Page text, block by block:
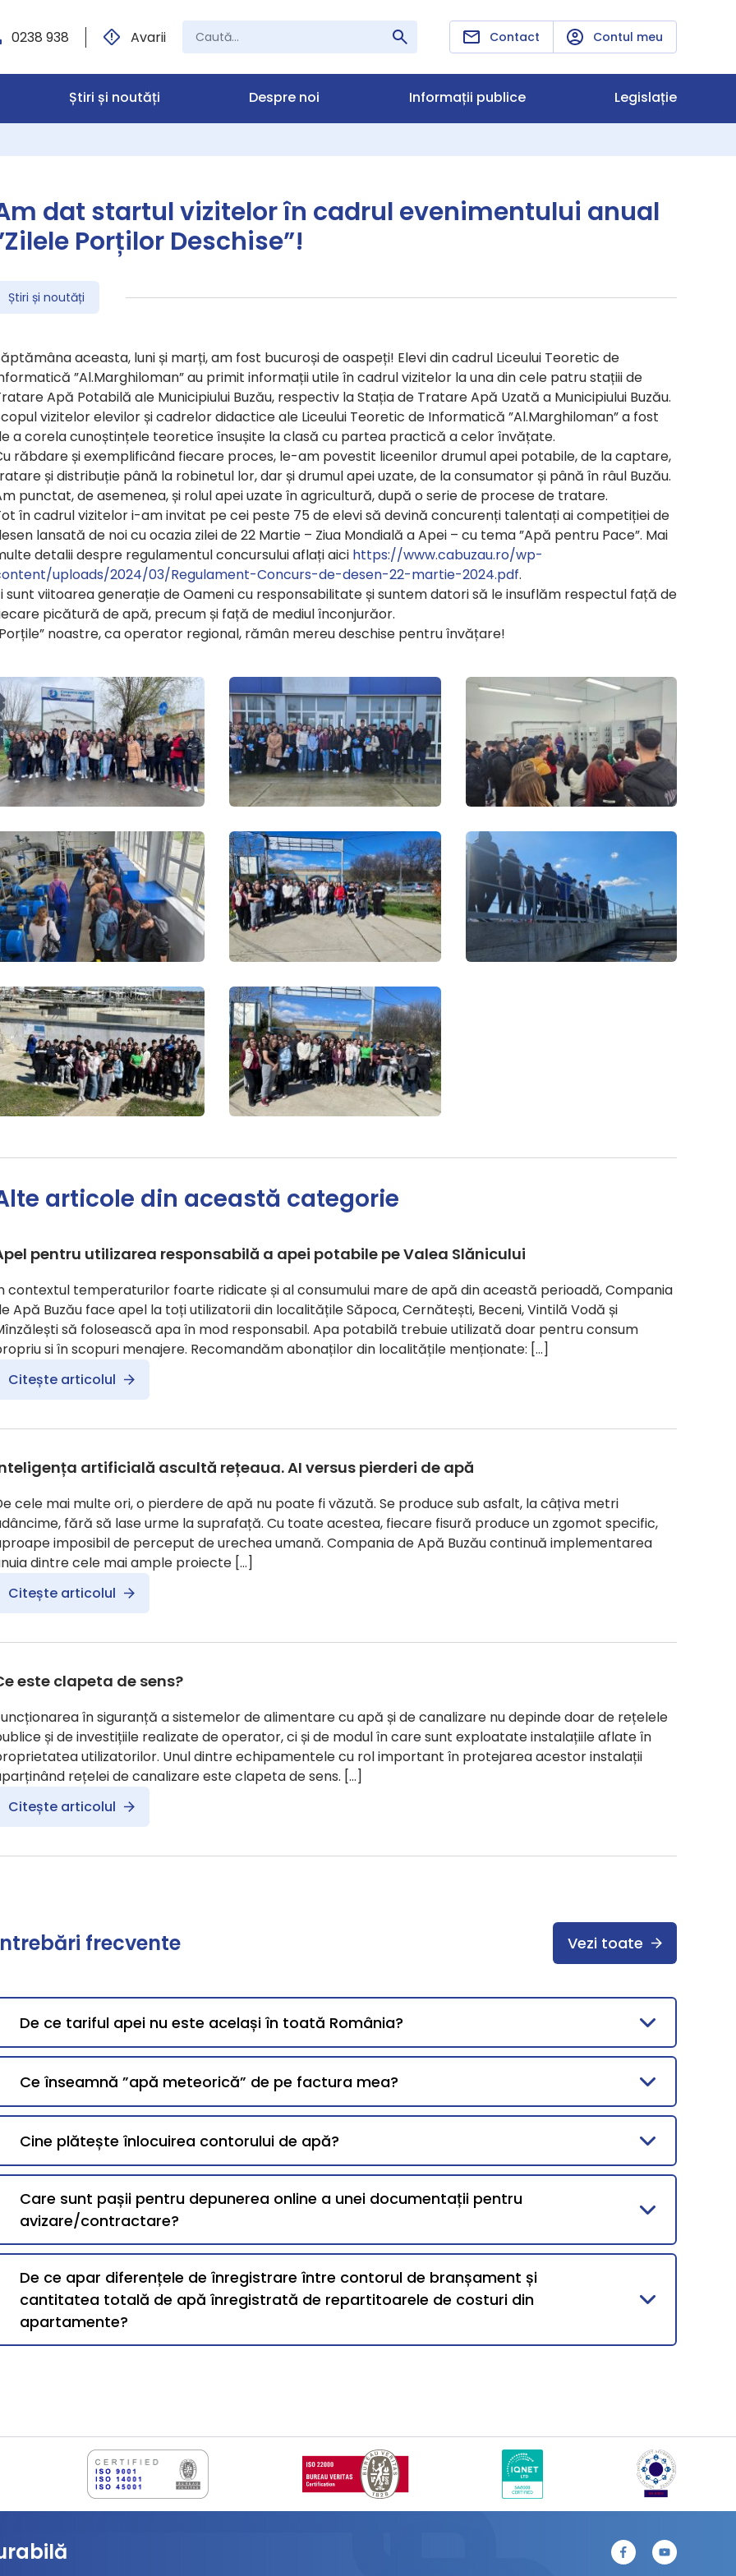
0238 938 Avarii Contact Contul meu
Știri și noutăți Despre noi Informații publice Legislație
dat startul vizitelor în cadrul evenimentului anual
Porților Deschise”!
Știri și noutăți
aceasta, luni și marți, am fost bucuroși de oaspeți! Elevi din cadrul Liceului Teoretic de
”Al.Marghiloman” au primit informații utile în cadrul vizitelor la una din cele patru stațiii de
Apă Potabilă ale Municipiului Buzău, respectiv la Stația de Tratare Apă Uzată a Municipiului Buzău.
vizitelor elevilor și cadrelor didactice ale Liceului Teoretic de Informatică ”Al.Marghiloman” a fost
a corela cunoștințele teoretice însușite la clasă cu partea practică a celor învățate.
răbdare și exemplificând fiecare proces, le-am povestit liceenilor drumul apei potabile, de la captare,
și distribuție până la robinetul lor, dar și drumul apei uzate, de la consumator și până în râul Buzău.
punctat, de asemenea, și rolul apei uzate în agricultură, după o serie de procese de tratare.
în cadrul vizitelor i-am invitat pe cei peste 75 de elevi să devină concurenți talentați ai competiției de
lansată de noi cu ocazia zilei de 22 Martie – Ziua Mondială a Apei – cu tema ”Apă pentru Pace”. Mai
detalii despre regulamentul concursului aflați aici https://www.cabuzau.ro/wp-
uploads/2024/03/Regulament-Concurs-de-desen-22-martie-2024.pdf.
sunt viitoarea generație de Oameni cu responsabilitate și suntem datori să le insuflăm respectul față de
picătură de apă, precum și față de mediul înconjurăor.
noastre, ca operator regional, rămân mereu deschise pentru învățare!
articole din această categorie
pentru utilizarea responsabilă a apei potabile pe Valea Slănicului
contextul temperaturilor foarte ridicate și al consumului mare de apă din această perioadă, Compania
Apă Buzău face apel la toți utilizatorii din localitățile Săpoca, Cernătești, Beceni, Vintilă Vodă și
să folosească apa în mod responsabil. Apa potabilă trebuie utilizată doar pentru consum
si în scopuri menajere. Recomandăm abonaților din localitățile menționate: […]
Citește articolul
artificială ascultă rețeaua. AI versus pierderi de apă
cele mai multe ori, o pierdere de apă nu poate fi văzută. Se produce sub asfalt, la câțiva metri
fără să lase urme la suprafață. Cu toate acestea, fiecare fisură produce un zgomot specific,
imposibil de perceput de urechea umană. Compania de Apă Buzău continuă implementarea
dintre cele mai ample proiecte […]
Citește articolul
este clapeta de sens?
în siguranță a sistemelor de alimentare cu apă și de canalizare nu depinde doar de rețelele
și de investițiile realizate de operator, ci și de modul în care sunt exploatate instalațiile aflate în
utilizatorilor. Unul dintre echipamentele cu rol important în protejarea acestor instalații
rețelei de canalizare este clapeta de sens. […]
Citește articolul
frecvente Vezi toate
De ce tariful apei nu este același în toată România?
Ce înseamnă ”apă meteorică” de pe factura mea?
Cine plătește înlocuirea contorului de apă?
Care sunt pașii pentru depunerea online a unei documentații pentru
avizare/contractare?
De ce apar diferențele de înregistrare între contorul de branșament și
cantitatea totală de apă înregistrată de repartitoarele de costuri din
apartamente?